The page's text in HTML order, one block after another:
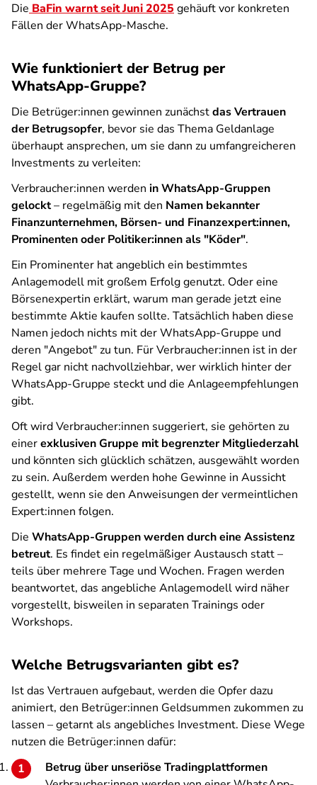
Die BaFin warnt seit Juni 2025 gehäuft vor konkreten
Fällen der WhatsApp-Masche.
Wie funktioniert der Betrug per
WhatsApp-Gruppe?
Die Betrüger:innen gewinnen zunächstdas Vertrauen
der Betrugsopfer, bevor sie das Thema Geldanlage
überhaupt ansprechen, um sie dann zu umfangreicheren
Investments zu verleiten:
Verbraucher:innen werden in WhatsApp-Gruppen
gelockt– regelmäßig mit den Namen bekannter
Finanzunternehmen, Börsen- und Finanzexpert:innen,
Prominenten oder Politiker:innen als "Köder".
Ein Prominenter hat angeblich ein bestimmtes
Anlagemodell mit großem Erfolg genutzt. Oder eine
Börsenexpertin erklärt, warum man gerade jetzt eine
bestimmte Aktie kaufen sollte. Tatsächlich haben diese
Namen jedoch nichts mit der WhatsApp-Gruppe und
deren "Angebot" zu tun. Für Verbraucher:innen ist in der
Regel gar nicht nachvollziehbar, wer wirklich hinter der
WhatsApp-Gruppe steckt und die Anlageempfehlungen
gibt.
Oft wird Verbraucher:innen suggeriert, sie gehörten zu
einerexklusiven Gruppe mit begrenzter Mitgliederzahl
und könnten sich glücklich schätzen, ausgewählt worden
zu sein. Außerdem werden hohe Gewinne in Aussicht
gestellt, wenn sie den Anweisungen der vermeintlichen
Expert:innen folgen.
Die WhatsApp-Gruppen werden durch eine Assistenz
betreut. Es findet ein regelmäßiger Austausch statt –
teils über mehrere Tage und Wochen. Fragen werden
beantwortet, das angebliche Anlagemodell wird näher
vorgestellt, bisweilen in separaten Trainings oder
Workshops.
Welche Betrugsvarianten gibt es?
Ist das Vertrauen aufgebaut, werden die Opfer dazu
animiert, den Betrüger:innen Geldsummen zukommen zu
lassen – getarnt als angebliches Investment. Diese Wege
nutzen die Betrüger:innen dafür:
Betrug über unseriöse Tradingplattformen